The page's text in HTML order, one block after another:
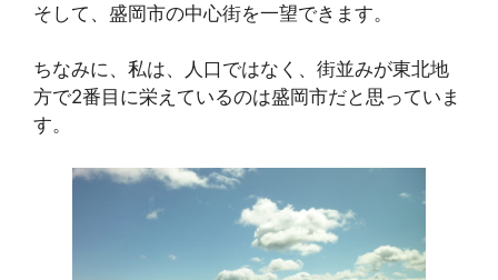
そして、盛岡市の中心街を一望できます。
ちなみに、私は、人口ではなく、街並みが東北地
方で2番目に栄えているのは盛岡市だと思っていま
す。